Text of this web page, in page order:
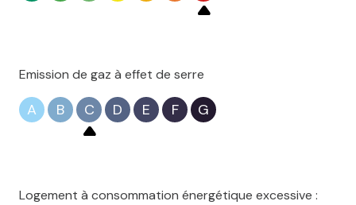
Emission de gaz à effet de serre
A B C D E F G
Logement à consommation énergétique excessive :